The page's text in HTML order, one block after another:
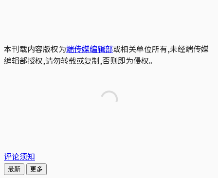
本刊载内容版权为端传媒编辑部或相关单位所有,未经端传媒
编辑部授权,请勿转载或复制,否则即为侵权。
评论须知
最新 更多